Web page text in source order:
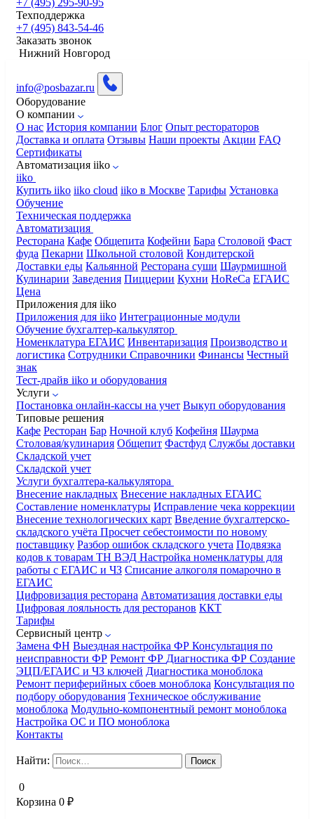
Техподдержка
+7 (495) 843-54-46
Заказать звонок
Нижний Новгород
info@posbazar.ru
Оборудование
О компании
О нас История компании Блог Опыт рестораторов
Доставка и оплата Отзывы Наши проекты Акции FAQ
Сертификаты
Автоматизация iiko
iiko
Купить iiko iiko cloud iiko в Москве Тарифы Установка
Обучение
Техническая поддержка
Автоматизация
Ресторана Кафе Общепита Кофейни Бара Столовой Фаст
фуда Пекарни Школьной столовой Кондитерской
Доставки еды Кальянной Ресторана суши Шаурмишной
Кулинарии Заведения Пиццерии Кухни HoReCa ЕГАИС
Цена
Приложения для iiko
Приложения для iiko Интеграционные модули
Обучение бухгалтер-калькулятор
Номенклатура ЕГАИС Инвентаризация Производство и
логистика Сотрудники Справочники Финансы Честный
знак
Тест-драйв iiko и оборудования
Услуги
Постановка онлайн-кассы на учет Выкуп оборудования
Типовые решения
Кафе Ресторан Бар Ночной клуб Кофейня Шаурма
Столовая/кулинария Общепит Фастфуд Службы доставки
Складской учет
Складской учет
Услуги бухгалтера-калькулятора
Внесение накладных Внесение накладных ЕГАИС
Составление номенклатуры Исправление чека коррекции
Внесение технологических карт Введение бухгалтерско-
складского учёта Просчет себестоимости по новому
поставщику Разбор ошибок складского учета Подвязка
кодов к товарам ТН ВЭД Настройка номенклатуры для
работы с ЕГАИС и ЧЗ Списание алкоголя помарочно в
ЕГАИС
Цифровизация ресторана Автоматизация доставки еды
Цифровая лояльность для ресторанов ККТ
Тарифы
Сервисный центр
Замена ФН Выездная настройка ФР Консультация по
неисправности ФР Ремонт ФР Диагностика ФР Создание
ЭЦП/ЕГАИС и ЧЗ ключей Диагностика моноблока
Ремонт периферийных сбоев моноблока Консультация по
подбору оборудования Техническое обслуживание
моноблока Модульно-компонентный ремонт моноблока
Настройка ОС и ПО моноблока
Контакты
Найти:
0
Корзина 0 ₽